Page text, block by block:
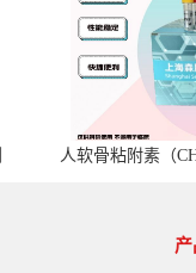
人软骨粘附素（